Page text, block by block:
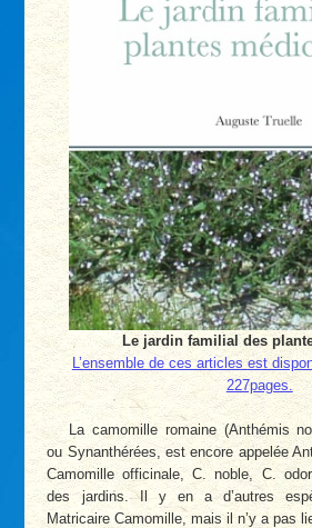
Le jardin familial des
L’ensemble de ces articles est
227pages.
La camomille romaine (Anthémis
ou Synanthérées, est encore appelée
Camomille officinale, C. noble, C.
des jardins. Il y en a d’autres
Matricaire Camomille, mais il n’y a pas